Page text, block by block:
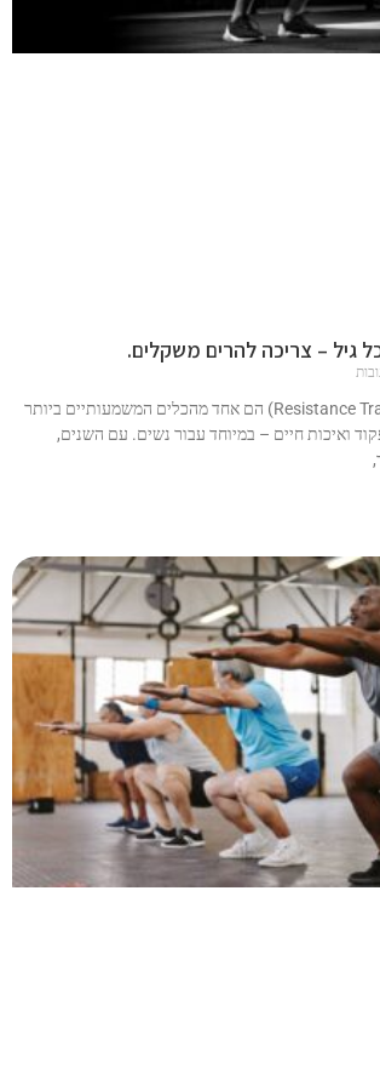
גיל – צריכה להרים משקלים.
אימוני התנגדות (Resistance Training) הם אחד מהכלים המשמעותיים ביותר
ואיכות חיים – במיוחד עבור נשים. עם השנים,